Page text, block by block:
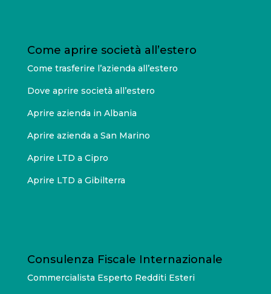
Come aprire società all’estero
Come trasferire l’azienda all’estero
Dove aprire società all’estero
Aprire azienda in Albania
Aprire azienda a San Marino
Aprire LTD a Cipro
Aprire LTD a Gibilterra
Consulenza Fiscale Internazionale
Commercialista Esperto Redditi Esteri